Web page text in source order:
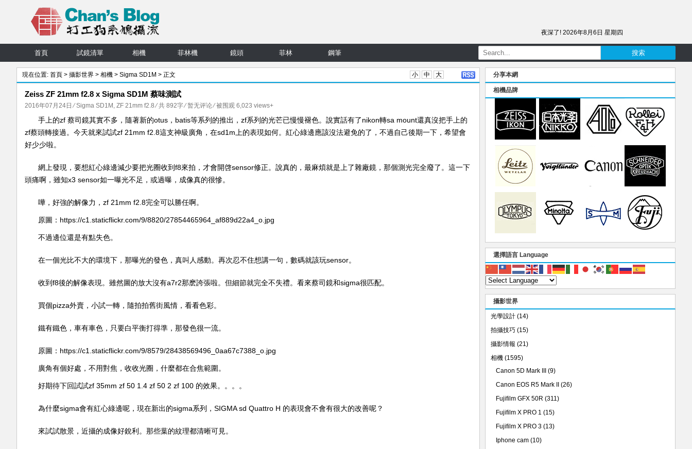
夜深了! 2026年8月6日 星期四
首頁 試鏡清單 相機 菲林機 鏡頭 菲林 鋼筆
現在位置: 首頁 > 攝影世界 > 相機 > Sigma SD1M > 正文 小 中 大
Zeiss ZF 21mm f2.8 x Sigma SD1M 蔡味測試
2016年07月24日 ⁄Sigma SD1M , ZF 21mm f2.8⁄ 共 892字⁄暂无评论⁄ 被围观 6,023 views+
手上的zf 蔡司鏡其實不多，隨著新的otus，batis等系列的推出，zf系列的光芒已慢慢褪色。說實話有了nikon轉sa mount還真沒把手上的
zf蔡頭轉接過。今天就來試試zf 21mm f2.8這支神級廣角，在sd1m上的表現如何。紅心綠邊應該沒法避免的了，不過自己後期一下，希望會
好少少啦。
網上發現，要想紅心綠邊減少要把光圈收到f8來拍，才會開啓sensor修正。說真的，最麻煩就是上了雜廠鏡，那個測光完全廢了。這一下
頭痛啊，雖知x3 sensor如一曝光不足，或過曝，成像真的很慘。
嘩，好強的解像力，zf 21mm f2.8完全可以勝任啊。
原圖：https://c1.staticflickr.com/9/8820/27854465964_af889d22a4_o.jpg
不過邊位還是有點失色。
在一個光比不大的環境下，那曝光的發色，真叫人感動。再次忍不住想講一句，數碼就該玩sensor。
收到f8後的解像表現。雖然圖的放大沒有a7r2那麽誇張啦。但細節就完全不失禮。看來蔡司鏡和sigma很匹配。
買個pizza外賣，小試一轉，隨拍拍舊街風情，看看色彩。
鐵有鐵色，車有車色，只要白平衡打得準，那發色很一流。
原圖：https://c1.staticflickr.com/9/8579/28438569496_0aa67c7388_o.jpg
廣角有個好處，不用對焦，收收光圈，什麼都在合焦範圍。
好期待下回試試zf 35mm zf 50 1.4 zf 50 2 zf 100 的效果。。。。
為什麼sigma會有紅心綠邊呢，現在新出的sigma系列，SIGMA sd Quattro H 的表現會不會有很大的改善呢？
來試試散景，近攝的成像好銳利。那些葉的紋理都清晰可見。
分享本網
相機品牌
選擇語言 Language
攝影世界
光學設計 (14)
拍攝技巧 (15)
攝影情報 (21)
相機 (1595)
Canon 5D Mark III
(9)
Canon EOS R5 Mark II
(26)
Fujifilm GFX 50R (311)
Fujifilm X PRO 1 (15)
Fujifilm X PRO 3 (13)
Iphone cam (10)